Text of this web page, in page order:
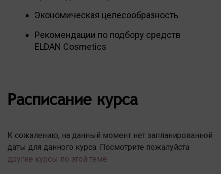
Экономическая целесообразность
Рекомендации по подбору средств
ELDAN Сosmetics
Расписание курса
К сожалению, на данный момент нет запланированной
даты для данного курса. Посмотрите пожалуйста
другие курсы по этой теме